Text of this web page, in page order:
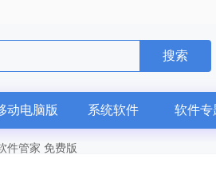
搜索
动电脑版 系统软件 软件专
件管家 免费版